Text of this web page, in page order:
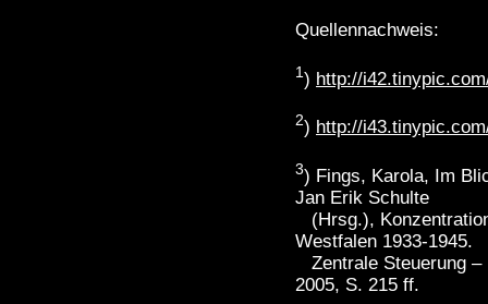
Quellennachweis:
1) http://
2) http://
3) Fings, Karola, Im
Jan Erik Schulte
(Hrsg.),
Westfalen 1933-1945.
Zentrale Steuerung –
2005, S. 215 ff.